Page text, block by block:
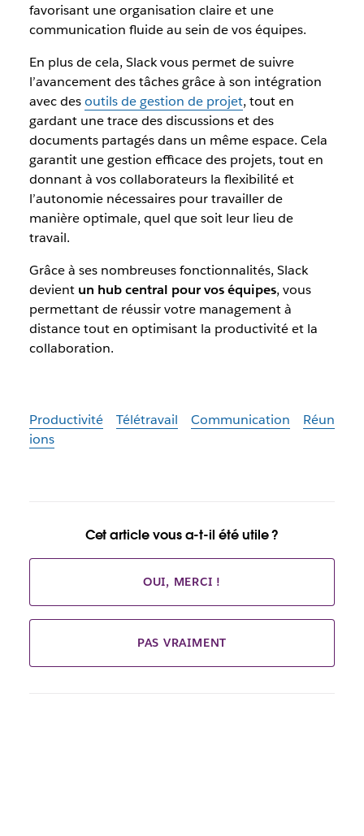
favorisant une organisation claire et une
communication fluide au sein de vos équipes.
En plus de cela, Slack vous permet de suivre
l’avancement des tâches grâce à son intégration
avec desoutils de gestion de projet, tout en
gardant une trace des discussions et des
documents partagés dans un même espace. Cela
garantit une gestion efficace des projets, tout en
donnant à vos collaborateurs la flexibilité et
l’autonomie nécessaires pour travailler de
manière optimale, quel que soit leur lieu de
travail.
Grâce à ses nombreuses fonctionnalités, Slack
devient un hub central pour vos équipes, vous
permettant de réussir votre management à
distance tout en optimisant la productivité et la
collaboration.
Productivité Télétravail Communication
Réun
ions
Cet article vous a-t-il été utile ?
OUI, MERCI !
PAS VRAIMENT